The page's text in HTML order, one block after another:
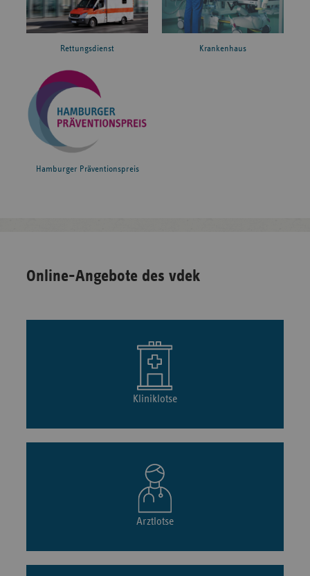
Rettungsdienst Krankenhaus
Hamburger Präventionspreis
Online-Angebote des vdek
Kliniklotse
Arztlotse